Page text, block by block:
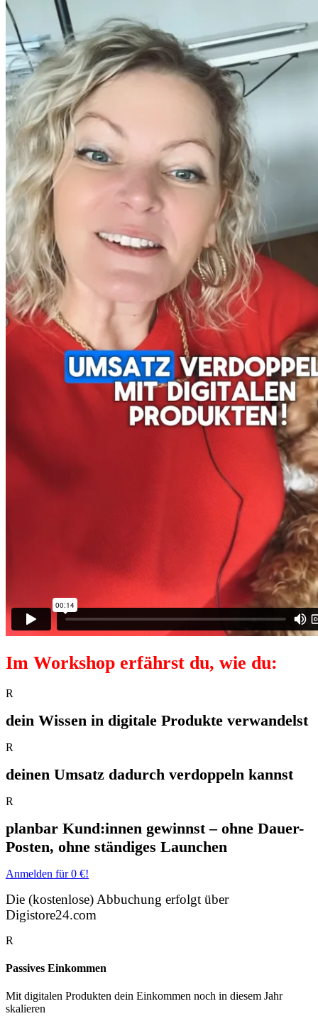
Im Workshop erfährst du, wie du:
R
dein Wissen in digitale Produkte verwandelst
R
deinen Umsatz dadurch verdoppeln kannst
R
planbar Kund:innen gewinnst – ohne Dauer-
Posten, ohne ständiges Launchen
Anmelden für 0 €!
Die (kostenlose) Abbuchung erfolgt über
Digistore24.com
R
Passives Einkommen
Mit digitalen Produkten dein Einkommen noch in diesem Jahr
skalieren